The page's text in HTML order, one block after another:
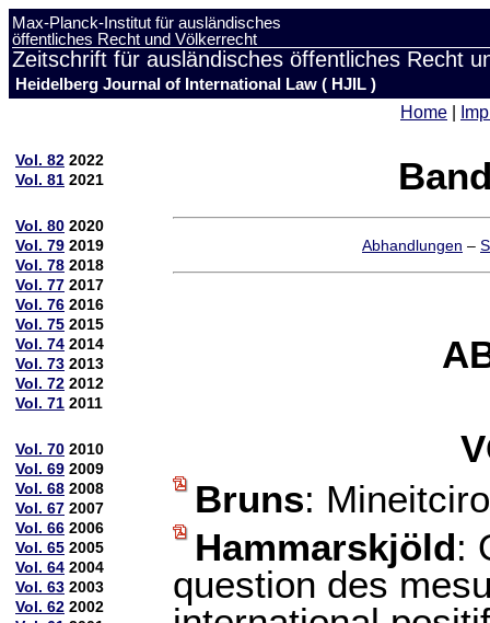
Max-Planck-Institut für ausländisches
öffentliches Recht und Völkerrecht
Zeitschrift für ausländisches öffentliches Recht
Heidelberg Journal of International Law ( HJIL )
Home
Vol. 82 2022
Vol. 81 2021
Vol. 80 2020
Vol. 79 2019
Vol. 78 2018
Vol. 77 2017
Vol. 76 2016
Vol. 75 2015
Vol. 74 2014
Vol. 73 2013
Vol. 72 2012
Vol. 71 2011
Vol. 70 2010
Vol. 69 2009
Vol. 68 2008
Vol. 67 2007
Vol. 66 2006
Vol. 65 2005
Vol. 64 2004
Vol. 63 2003
Vol. 62 2002
Abhandlungen –
Bruns:
Hammarskjöld:
question des